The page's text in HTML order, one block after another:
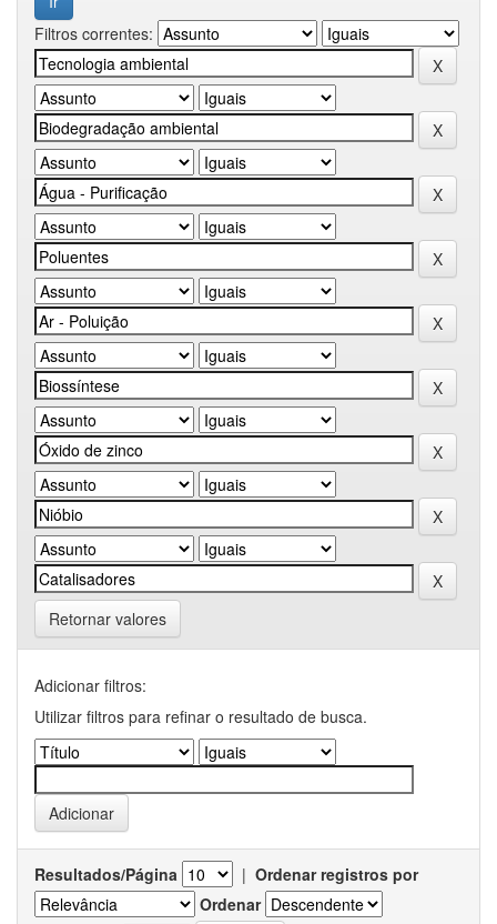
Filtros correntes:
Retornar valores
Adicionar filtros:
Utilizar filtros para refinar o resultado de busca.
Resultados/Página | Ordenar registros por
Ordenar